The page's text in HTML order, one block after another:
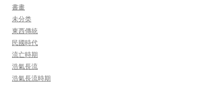
書畫
未分类
東西傳統
民國時代
流亡時期
浩氣長流
浩氣長流時期